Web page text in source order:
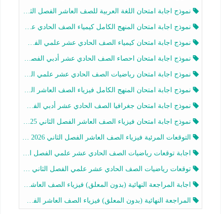
نموذج اجابة امتحان اللغة العربية للصف العاشر الفصل الثاني 2025-2026
نموذج اجابة امتحان المنهج الكامل كيمياء الصف الحادي عشر علمي الفصل الثاني 2025-2026
نموذج اجابة امتحان كيمياء الصف الحادي عشر علمي الفصل الثاني 2025-2026
نموذج اجابة امتحان احصاء الصف الحادي عشر أدبي الفصل الثاني 2025-2026
نموذج اجابة امتحان رياضيات الصف الحادي عشر علمي الفصل الثاني 2025-2026
نموذج اجابة امتحان المنهج الكامل فيزياء الصف العاشر الفصل الثاني 2025-2026
نموذج اجابة امتحان جغرافيا الصف الحادي عشر أدبي الفصل الثاني 2025-2026
نموذج اجابة امتحان فيزياء الصف العاشر الفصل الثاني 2025-2026
التوقعات المرئية فيزياء الصف العاشر الفصل الثاني 2026 أ هيثم الليثي
اجابة توقعات رياضيات الصف الحادي عشر علمي الفصل الثاني 2025-2026 أ عمرو فايز
توقعات رياضيات الصف الحادي عشر علمي الفصل الثاني 2025-2026 أ عمرو فايز
اجابة المراجعة النهائية (بدون المعلق) فيزياء الصف العاشر الفصل الثاني أ أحمد نبيه
المراجعة النهائية (بدون المعلق) فيزياء الصف العاشر الفصل الثاني أ أحمد نبيه